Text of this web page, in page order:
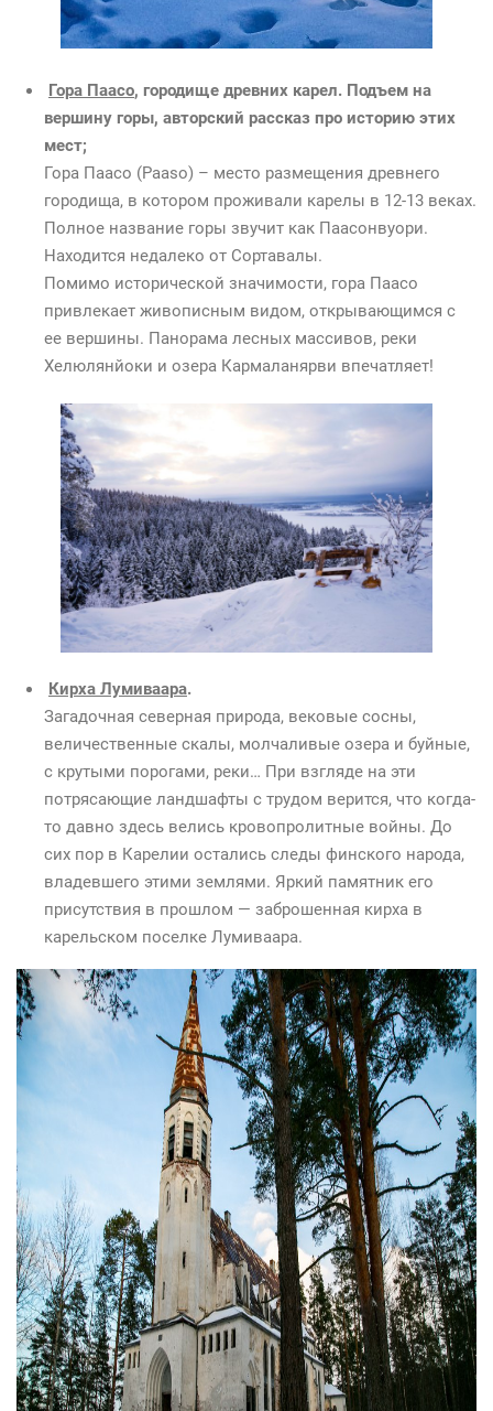
Гора Паасо, городище древних карел. Подъем на
вершину горы, авторский рассказ про историю этих
мест;
Гора Паасо (Paaso) – место размещения древнего
городища, в котором проживали карелы в 12-13 веках.
Полное название горы звучит как Паасонвуори.
Находится недалеко от Сортавалы.
Помимо исторической значимости, гора Паасо
привлекает живописным видом, открывающимся с
ее вершины. Панорама лесных массивов, реки
Хелюлянйоки и озера Кармаланярви впечатляет!
Кирха Лумиваара.
Загадочная северная природа, вековые сосны,
величественные скалы, молчаливые озера и буйные,
с крутыми порогами, реки… При взгляде на эти
потрясающие ландшафты с трудом верится, что когда-
то давно здесь велись кровопролитные войны. До
сих пор в Карелии остались следы финского народа,
владевшего этими землями. Яркий памятник его
присутствия в прошлом — заброшенная кирха в
карельском поселке Лумиваара.